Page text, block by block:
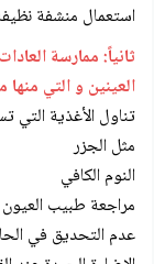
استعمال منشفة
ثانياً: ممارسة
العينين و التي منها
تناول الأغذية التي
مثل الجزر
النوم الكافي
مراجعة طبيب العيون
عدم التحديق في